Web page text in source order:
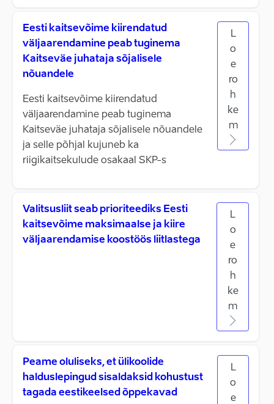
Eesti kaitsevõime kiirendatud
väljaarendamine peab tuginema
Kaitseväe juhataja sõjalisele
nõuandele
Eesti kaitsevõime kiirendatud
väljaarendamine peab tuginema
Kaitseväe juhataja sõjalisele nõuandele
ja selle põhjal kujuneb ka
riigikaitsekulude osakaal SKP-s
L
o
e
ro
h
ke
m
Valitsusliit seab prioriteediks Eesti
kaitsevõime maksimaalse ja kiire
väljaarendamise koostöös liitlastega
L
o
e
ro
h
ke
m
Peame oluliseks, et ülikoolide
halduslepingud sisaldaksid kohustust
tagada eestikeelsed õppekavad
L
o
e